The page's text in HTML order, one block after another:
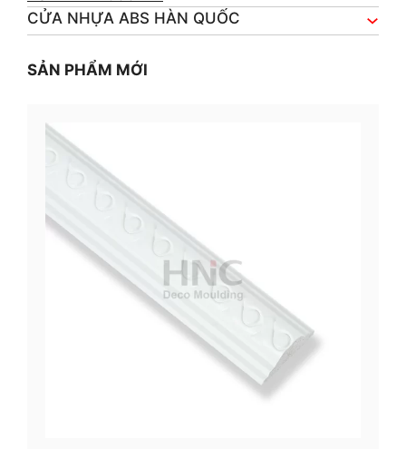
CỬA NHỰA ABS HÀN QUỐC
SẢN PHẨM MỚI